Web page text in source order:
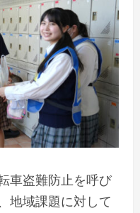
車盗難防止を呼び
地域課題に対して